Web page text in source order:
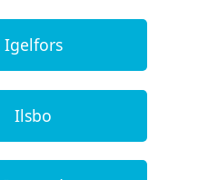
Igelfors
Ilsbo